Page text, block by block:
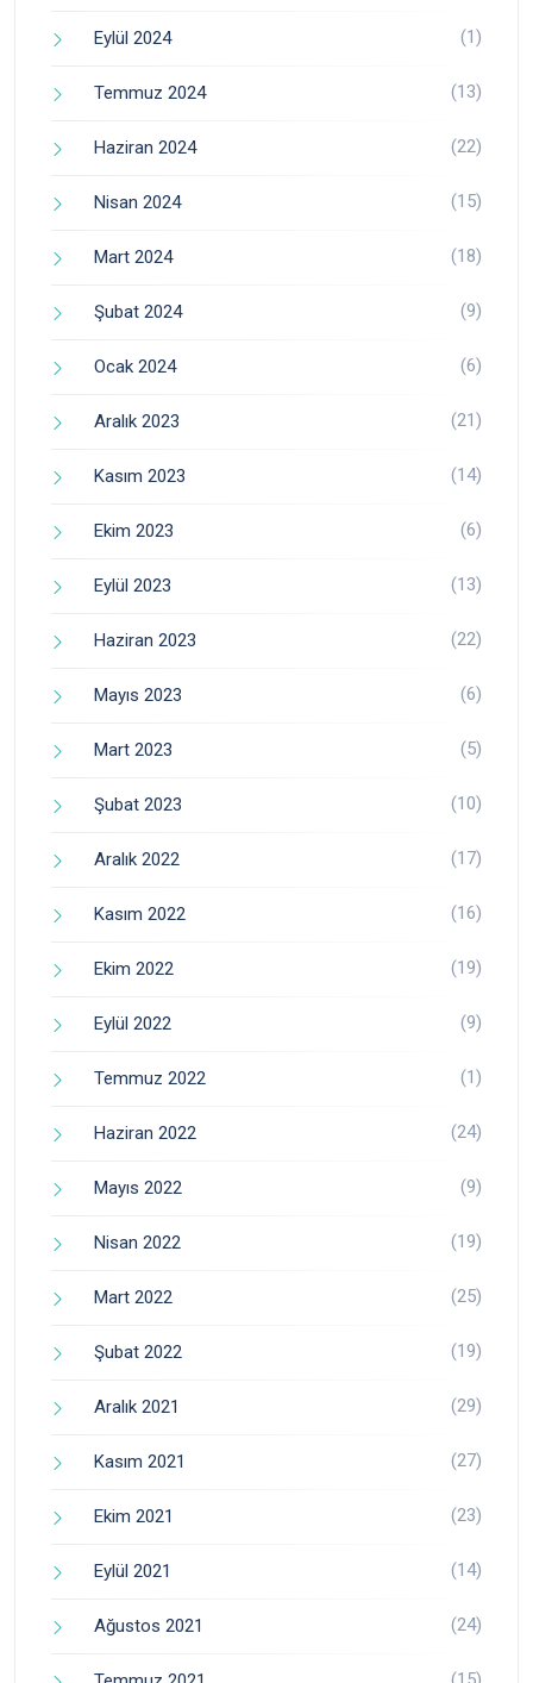
Eylül 2024 (1)
Temmuz 2024 (13)
Haziran 2024 (22)
Nisan 2024 (15)
Mart 2024 (18)
Şubat 2024 (9)
Ocak 2024 (6)
Aralık 2023 (21)
Kasım 2023 (14)
Ekim 2023 (6)
Eylül 2023 (13)
Haziran 2023 (22)
Mayıs 2023 (6)
Mart 2023 (5)
Şubat 2023 (10)
Aralık 2022 (17)
Kasım 2022 (16)
Ekim 2022 (19)
Eylül 2022 (9)
Temmuz 2022 (1)
Haziran 2022 (24)
Mayıs 2022 (9)
Nisan 2022 (19)
Mart 2022 (25)
Şubat 2022 (19)
Aralık 2021 (29)
Kasım 2021 (27)
Ekim 2021 (23)
Eylül 2021 (14)
Ağustos 2021 (24)